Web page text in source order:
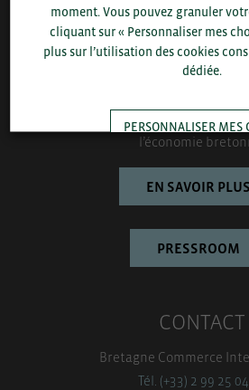
QUI-SOMMES
de Bretagne et la CCI Bretagne
l’économie
EN SAVOIR PLUS
PRESSROOM
CONTACT
Bretagne Commerce
Tél. (+33) 2 99 25
moment. Vous pouvez granuler
cliquant sur « Personnaliser mes
plus sur l’utilisation des cookies
dédiée.
PERSONNALISER MES
TOUT ACCEPTER